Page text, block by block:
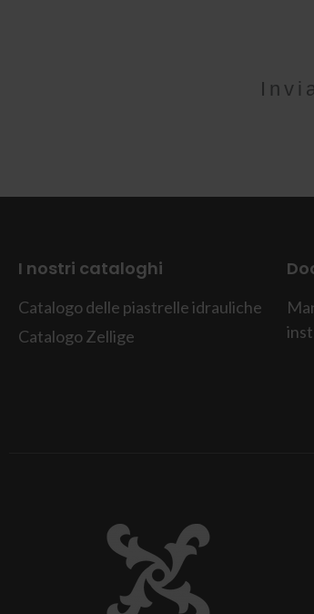
I nostri cataloghi
Catalogo delle piastrelle idrauliche
Catalogo Zellige